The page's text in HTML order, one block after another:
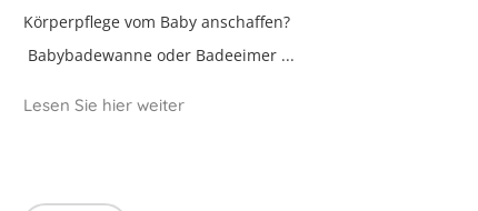
Körperpflege vom Baby anschaffen?
Babybadewanne oder Badeeimer ...
Lesen Sie hier weiter